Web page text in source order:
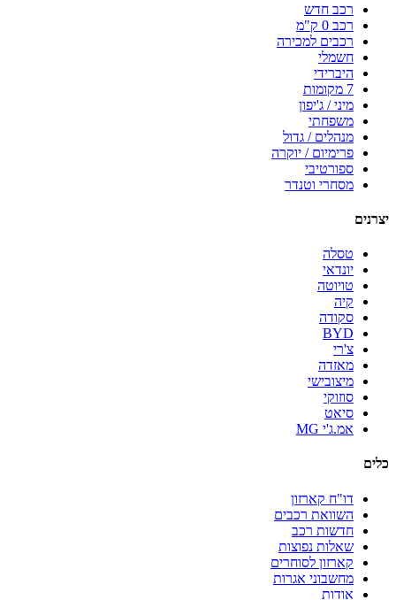
רכב חדש
רכב 0 ק"מ
רכבים למכירה
חשמלי
היברידי
7 מקומות
מיני / ג'יפון
משפחתי
מנהלים / גדול
פרימיום / יוקרה
ספורטיבי
מסחרי וטנדר
יצרנים
טסלה
יונדאי
טויוטה
קיה
סקודה
BYD
צ'רי
מאזדה
מיצובישי
סוזוקי
סיאט
אמ.ג'י MG
כלים
דו"ח קארזון
השוואת רכבים
חדשות רכב
שאלות נפוצות
קארזון לסוחרים
מחשבוני אגרות
אודות